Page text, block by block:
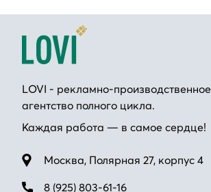
LOVI - рекламно-производственное
агентство полного цикла.
Каждая работа — в самое сердце!
Москва, Полярная 27, корпус 4
8 (925) 803-61-16